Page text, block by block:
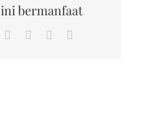
bermanfaat
TumblrPinterest